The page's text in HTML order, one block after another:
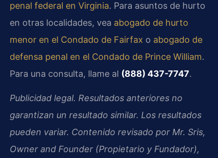
penal federal en Virginia. Para asuntos de hurto
en otras localidades, vea abogado de hurto
menor en el Condado de Fairfax o abogado de
defensa penal en el Condado de Prince William.
Para una consulta, llame al (888) 437-7747.
Publicidad legal. Resultados anteriores no
garantizan un resultado similar. Los resultados
pueden variar. Contenido revisado por Mr. Sris,
Owner and Founder (Propietario y Fundador),